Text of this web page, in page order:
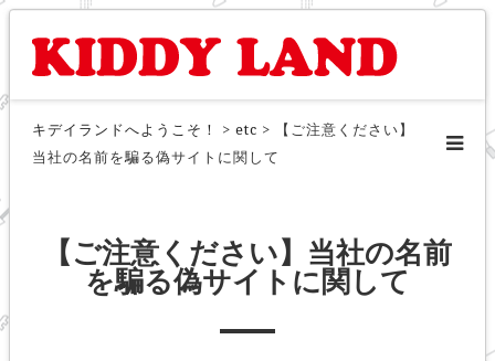
キデイランドへようこそ！ > etc >
【ご注意ください】
当社の名前を騙る偽サイトに関して
【ご注意ください】当社の名前
を騙る偽サイトに関して